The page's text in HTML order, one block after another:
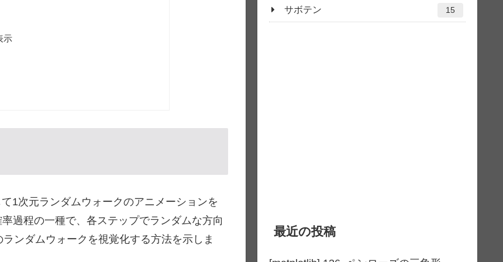
示
1次元ランダムウォークのアニメーションを
過程の一種で、各ステップでランダムな方向
ンダムウォークを視覚化する方法を示しま
サボテン 15
最近の投稿